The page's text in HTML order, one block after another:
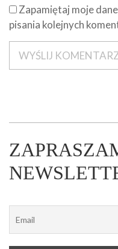
Zapamiętaj moje
pisania kolejnych